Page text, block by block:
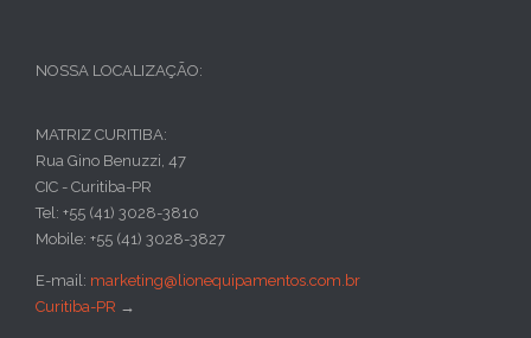
NOSSA LOCALIZAÇÃO:
MATRIZ CURITIBA:
Rua Gino Benuzzi, 47
CIC - Curitiba-PR
Tel: +55 (41) 3028-3810
Mobile: +55 (41) 3028-3827
E-mail: marketing@lionequipamentos.com.br
Curitiba-PR →